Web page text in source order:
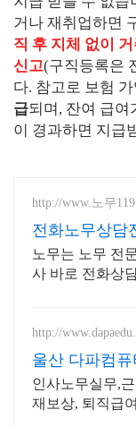
거나 재취업하면
직 후 지체 없이
신고(구직등록은
다. 참고로 보험
급되며, 잔여 급여
이 경과하면 지급
http://www.노무
전화노무상담
노무는 노무 전
사 바로 전화상
http://
울산 다파컴
맞은편
인사노무실무,
재보상, 퇴직급